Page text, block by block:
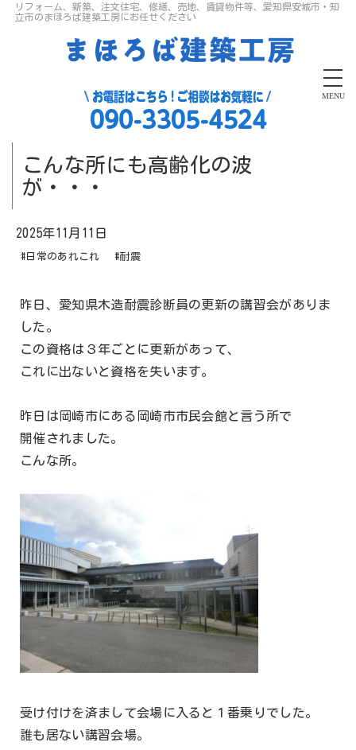
リフォーム、新築、注文住宅、修繕、売地、賃貸物件等、愛知県安城市・知
立市のまほろば建築工房にお任せください
MENU
こんな所にも高齢化の波
が・・・
2025年11月11日
#日常のあれこれ #耐震
昨日、愛知県木造耐震診断員の更新の講習会がありま
した。
この資格は３年ごとに更新があって、
これに出ないと資格を失います。
昨日は岡崎市にある岡崎市市民会館と言う所で
開催されました。
こんな所。
受け付けを済まして会場に入ると１番乗りでした。
誰も居ない講習会場。